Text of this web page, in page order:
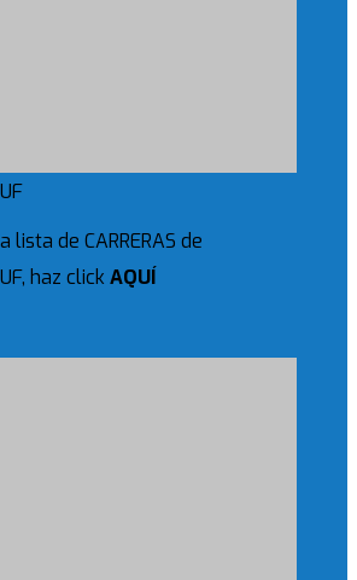
lista de CARRERAS de
haz click AQUÍ